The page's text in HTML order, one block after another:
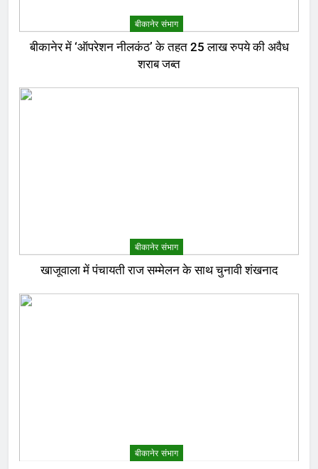
बीकानेर संभाग
बीकानेर में ‘ऑपरेशन नीलकंठ’ के तहत 25 लाख रुपये की अवैध
शराब जब्त
बीकानेर संभाग
खाजूवाला में पंचायती राज सम्मेलन के साथ चुनावी शंखनाद
बीकानेर संभाग